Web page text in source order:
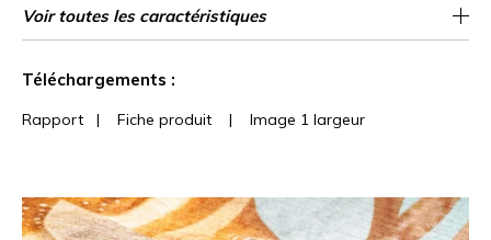
Largeur Totale 260 cm
Nombre de lés 2
Poids g/m² 420
Description
produit
Panoramique fond marin imprimé sur
chenille sur intissé
Entretien Epongeable
Pose colle Encollage du mur
Dépose Arrachage à sec
Norme COV A+
ASTME84 Class A
Norme
euroclass
B s1 d0
Pays d'origine Belgique
Voir toutes les caractéristiques
Téléchargements :
Rapport | Fiche produit | Image 1 largeur